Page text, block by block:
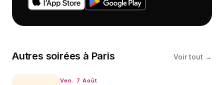
Autres soirées à Paris Voir tout →
Ven. 7 Août